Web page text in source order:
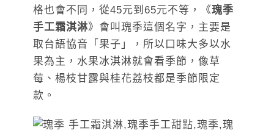
格也會不同，從45元到65元不等，《瑰季
手工霜淇淋》會叫瑰季這個名字，主要是
取台語協音「果子」，所以口味大多以水
果為主，水果冰淇淋就會看季節，像草
莓、楊枝甘露與桂花荔枝都是季節限定
款。